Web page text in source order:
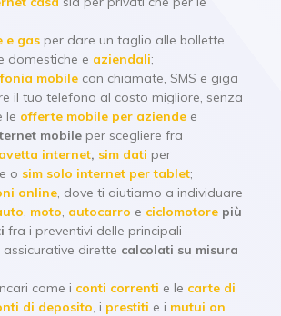
e gas per dare un taglio alle bollette
domestiche e aziendali;
mobile con chiamate, SMS e giga
il tuo telefono al costo migliore, senza
le offerte mobile per aziende e
mobile per scegliere fra
internet, sim dati per
o sim solo internet per tablet;
online, dove ti aiutiamo a individuare
, moto, autocarro e ciclomotore più
fra i preventivi delle principali
dirette calcolati su misura
come i conti correnti e le carte di
di deposito, i prestiti e i mutui on